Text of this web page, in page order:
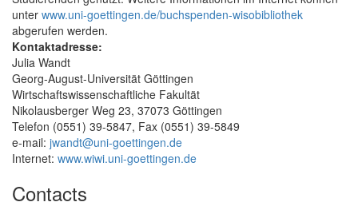
unter www.uni-goettingen.de/buchspenden-wisobibliothek
abgerufen werden.
Kontaktadresse:
Julia Wandt
Georg-August-Universität Göttingen
Wirtschaftswissenschaftliche Fakultät
Nikolausberger Weg 23, 37073 Göttingen
Telefon (0551) 39-5847, Fax (0551) 39-5849
e-mail: jwandt@uni-goettingen.de
Internet: www.wiwi.uni-goettingen.de
Contacts